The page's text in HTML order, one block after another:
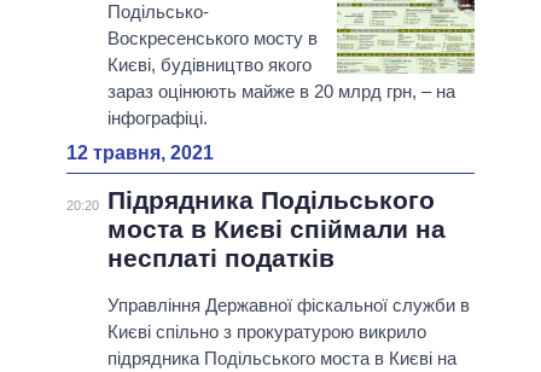
Подільсько-
Воскресенського мосту в
Києві, будівництво якого
зараз оцінюють майже в 20 млрд грн, – на
інфографіці.
12 травня, 2021
20:20
Підрядника Подільського
моста в Києві спіймали на
несплаті податків
Управління Державної фіскальної служби в
Києві спільно з прокуратурою викрило
підрядника Подільського моста в Києві на